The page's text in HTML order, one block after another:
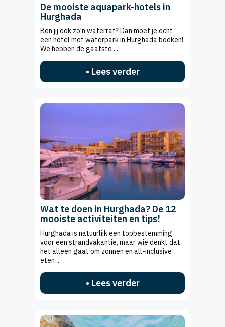
De mooiste aquapark-hotels in
Hurghada
Ben jij ook zo'n waterrat? Dan moet je echt
een hotel met waterpark in Hurghada boeken!
We hebben de gaafste ...
• Lees verder
Wat te doen in Hurghada? De 12
mooiste activiteiten en tips!
Hurghada is natuurlijk een topbestemming
voor een strandvakantie, maar wie denkt dat
het alleen gaat om zonnen en all-inclusive
eten ...
• Lees verder